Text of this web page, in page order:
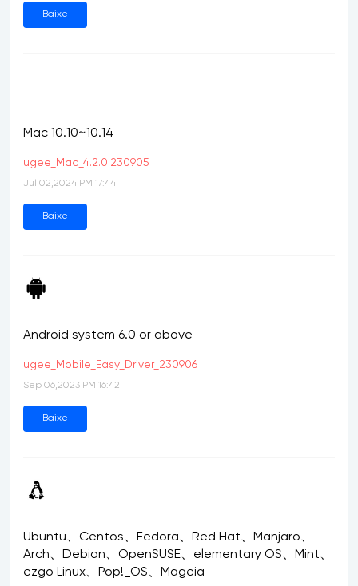
Baixe
Mac 10.10~10.14
ugee_Mac_4.2.0.230905
Jul 02,2024 PM 17:44
Baixe
Android system 6.0 or above
ugee_Mobile_Easy_Driver_230906
Sep 06,2023 PM 16:42
Baixe
Ubuntu、Centos、Fedora、Red Hat、Manjaro、
Arch、Debian、OpenSUSE、elementary OS、Mint、
ezgo Linux、Pop!_OS、Mageia